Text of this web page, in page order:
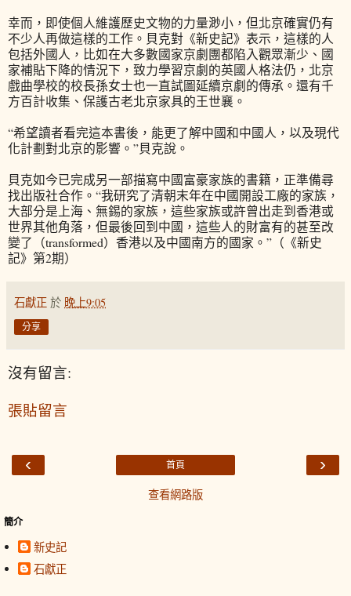
幸而，即使個人維護歷史文物的力量渺小，但北京確實仍有
不少人再做這樣的工作。貝克對《新史記》表示，這樣的人
包括外國人，比如在大多數國家京劇團都陷入觀眾漸少、國
家補貼下降的情況下，致力學習京劇的英國人格法仍，北京
戲曲學校的校長孫女士也一直試圖延續京劇的傳承。還有千
方百計收集、保護古老北京家具的王世襄。
“希望讀者看完這本書後，能更了解中國和中國人，以及現代
化計劃對北京的影響。”貝克說。
貝克如今已完成另一部描寫中國富豪家族的書籍，正準備尋
找出版社合作。“我研究了清朝末年在中國開設工廠的家族，
大部分是上海、無錫的家族，這些家族或許曾出走到香港或
世界其他角落，但最後回到中國，這些人的財富有的甚至改
變了（transformed）香港以及中國南方的國家。”（《新史
記》第2期）
石獻正 於 晚上9:05
分享
沒有留言:
張貼留言
‹ ›
首頁
查看網路版
簡介
新史記
石獻正